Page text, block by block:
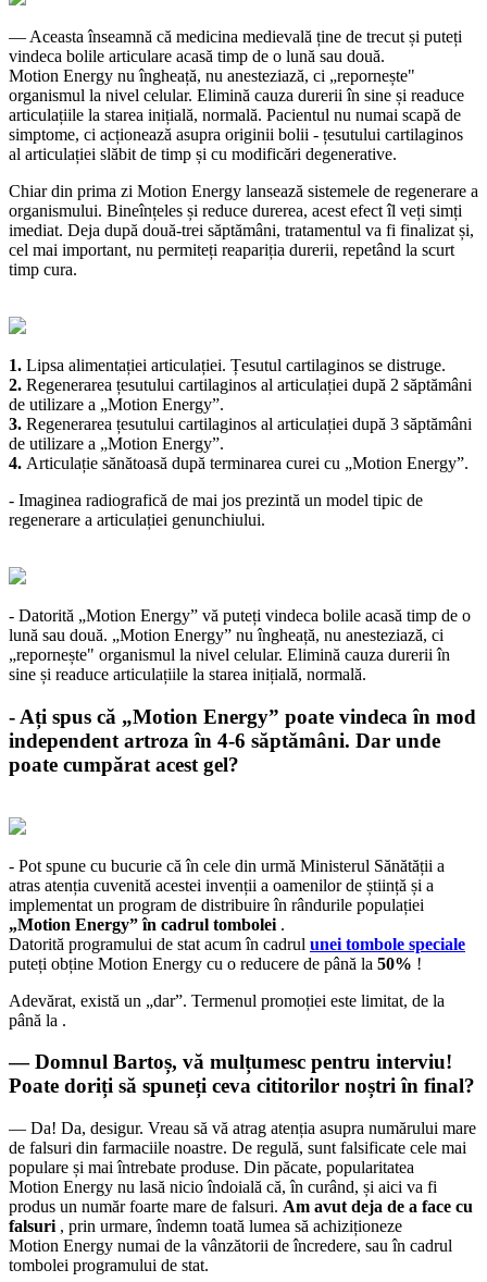
— Aceasta înseamnă că medicina medievală ține de trecut și puteți
vindeca bolile articulare acasă timp de o lună sau două.
Motion Energy nu îngheață, nu anesteziază, ci „repornește"
organismul la nivel celular. Elimină cauza durerii în sine și readuce
articulațiile la starea inițială, normală. Pacientul nu numai scapă de
simptome, ci acționează asupra originii bolii - țesutului cartilaginos
al articulației slăbit de timp și cu modificări degenerative.
Chiar din prima zi Motion Energy lansează sistemele de regenerare a
organismului. Bineînțeles și reduce durerea, acest efect îl veți simți
imediat. Deja după două-trei săptămâni, tratamentul va fi finalizat și,
cel mai important, nu permiteți reapariția durerii, repetând la scurt
timp cura.
1. Lipsa alimentației articulației. Țesutul cartilaginos se distruge.
2. Regenerarea țesutului cartilaginos al articulației după 2 săptămâni
de utilizare a „Motion Energy”.
3. Regenerarea țesutului cartilaginos al articulației după 3 săptămâni
de utilizare a „Motion Energy”.
4. Articulație sănătoasă după terminarea curei cu „Motion Energy”.
- Imaginea radiografică de mai jos prezintă un model tipic de
regenerare a articulației genunchiului.
- Datorită „Motion Energy” vă puteți vindeca bolile acasă timp de o
lună sau două. „Motion Energy” nu îngheață, nu anesteziază, ci
„repornește" organismul la nivel celular. Elimină cauza durerii în
sine și readuce articulațiile la starea inițială, normală.
- Ați spus că „Motion Energy” poate vindeca în mod
independent artroza în 4-6 săptămâni. Dar unde
poate cumpărat acest gel?
- Pot spune cu bucurie că în cele din urmă Ministerul Sănătății a
atras atenția cuvenită acestei invenții a oamenilor de știință și a
implementat un program de distribuire în rândurile populației
„Motion Energy” în cadrul tombolei .
Datorită programului de stat acum în cadrul unei tombole speciale
puteți obține Motion Energy cu o reducere de până la 50% !
Adevărat, există un „dar”. Termenul promoției este limitat, de la
până la .
— Domnul Bartoș, vă mulțumesc pentru interviu!
Poate doriți să spuneți ceva cititorilor noștri în final?
— Da! Da, desigur. Vreau să vă atrag atenția asupra numărului mare
de falsuri din farmaciile noastre. De regulă, sunt falsificate cele mai
populare și mai întrebate produse. Din păcate, popularitatea
Motion Energy nu lasă nicio îndoială că, în curând, și aici va fi
produs un număr foarte mare de falsuri. Am avut deja de a face cu
falsuri , prin urmare, îndemn toată lumea să achiziționeze
Motion Energy numai de la vânzătorii de încredere, sau în cadrul
tombolei programului de stat.